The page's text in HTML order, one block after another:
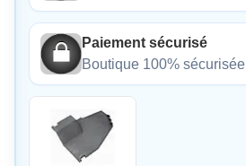
Paiement sécurisé
Boutique 100% sécurisée